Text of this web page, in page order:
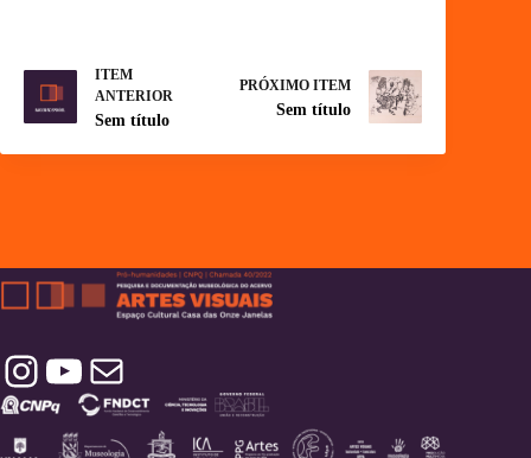
ITEM
ANTERIOR
Sem título
PRÓXIMO ITEM
Sem título
Instagram YouTube Contatos